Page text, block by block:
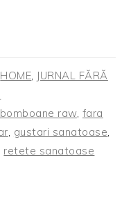
HOME, JURNAL FĂRĂ
bomboane raw, fara
, gustari sanatoase,
retete sanatoase